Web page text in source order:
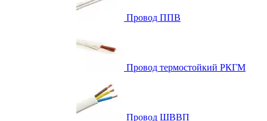
Провод ППВ
Провод термостойкий РКГМ
Провод ШВВП